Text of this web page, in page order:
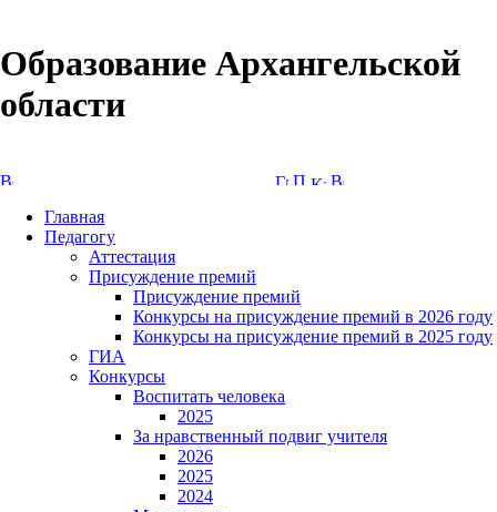
Образование Архангельской
области
Главная
Педагогу
Аттестация
Присуждение премий
Присуждение премий
Конкурсы на присуждение премий в 2026 году
Конкурсы на присуждение премий в 2025 году
ГИА
Конкурсы
Воспитать человека
2025
За нравственный подвиг учителя
2026
2025
2024